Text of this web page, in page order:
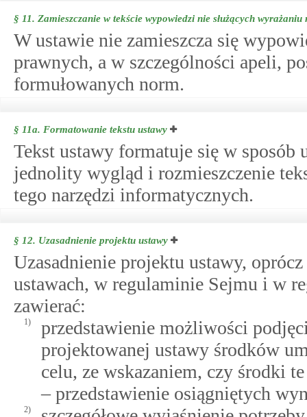
§ 11. Zamieszczanie w tekście wypowiedzi nie służących
W ustawie nie zamieszcza się
prawnych, a w szczególności apeli,
formułowanych norm.
§ 11a. Formatowanie tekstu ustawy
Tekst ustawy formatuje się w sposób
jednolity wygląd i rozmieszczenie
tego narzędzi informatycznych.
§ 12. Uzasadnienie projektu ustawy
Uzasadnienie projektu ustawy,
ustawach, w regulaminie Sejmu i w
zawierać:
1)
przedstawienie możliwości
projektowanej ustawy środków
celu, ze wskazaniem, czy środki
– przedstawienie osiągniętych
2)